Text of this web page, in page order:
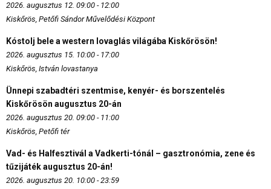
2026. augusztus 12. 09:00 - 12:00
Kiskőrös, Petőfi Sándor Művelődési Központ
Kóstolj bele a western lovaglás világába Kiskőrösön!
2026. augusztus 15. 10:00 - 17:00
Kiskőrös, István lovastanya
Ünnepi szabadtéri szentmise, kenyér- és borszentelés
Kiskőrösön augusztus 20-án
2026. augusztus 20. 09:00 - 11:00
Kiskőrös, Petőfi tér
Vad- és Halfesztivál a Vadkerti-tónál – gasztronómia, zene és
tűzijáték augusztus 20-án!
2026. augusztus 20. 10:00 - 23:59